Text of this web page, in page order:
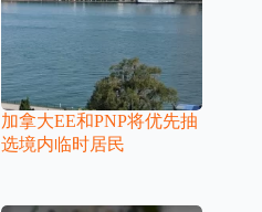
加拿大EE和PNP将优先抽
选境内临时居民